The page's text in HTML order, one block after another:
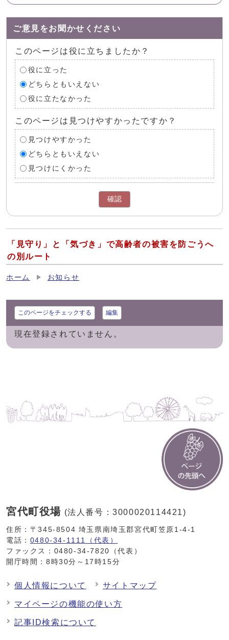
ご意見をお聞かせください
このページは役に立ちましたか？
役に立った
どちらともいえない
役に立たなかった
このページは見つけやすかったですか？
見つけやすかった
どちらともいえない
見つけにくかった
確認
「見守り」と「気づき」で高齢者の被害を防ごうへ
の別ルート
ホーム お知らせ
このページをチェックする 編集
現在登録されていません。
宮代町役場 (法人番号：3000020114421)
住所：〒345-8504 埼玉県南埼玉郡宮代町笠原1-4-1
電話： 0480-34-1111（代表）
ファックス：0480-34-7820（代表）
開庁時間：8時30分～17時15分
個人情報について サイトマップ
マイページの機能の使い方
記事ID検索について